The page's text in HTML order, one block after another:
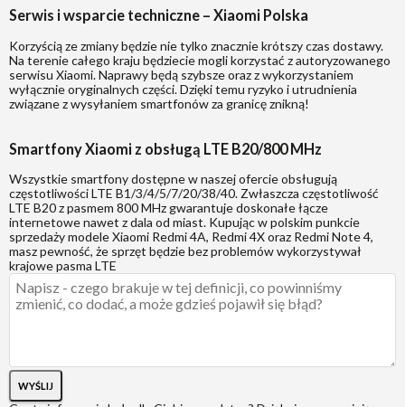
Serwis i wsparcie techniczne – Xiaomi Polska
Korzyścią ze zmiany będzie nie tylko znacznie krótszy czas dostawy.
Na terenie całego kraju będziecie mogli korzystać z autoryzowanego
serwisu Xiaomi. Naprawy będą szybsze oraz z wykorzystaniem
wyłącznie oryginalnych części. Dzięki temu ryzyko i utrudnienia
związane z wysyłaniem smartfonów za granicę znikną!
Smartfony Xiaomi z obsługą LTE B20/800 MHz
Wszystkie smartfony dostępne w naszej ofercie obsługują
częstotliwości LTE B1/3/4/5/7/20/38/40. Zwłaszcza częstotliwość
LTE B20 z pasmem 800 MHz gwarantuje doskonałe łącze
internetowe nawet z dala od miast. Kupując w polskim punkcie
sprzedaży modele Xiaomi Redmi 4A, Redmi 4X oraz Redmi Note 4,
masz pewność, że sprzęt będzie bez problemów wykorzystywał
krajowe pasma LTE
WYŚLIJ